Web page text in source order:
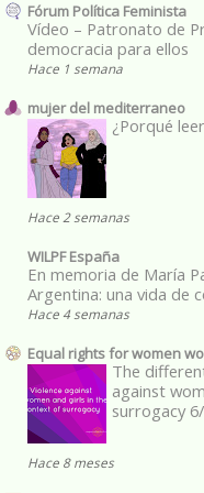
Fórum Política Feminista
Vídeo – Patronato de
democracia para ellos
Hace 1 semana
mujer del mediterraneo
¿Porqué
Hace 2 semanas
WILPF España
En memoria de María
Argentina: una vida de
Hace 4 semanas
Equal rights for women
The
against
surrogacy 6/
Hace 8 meses